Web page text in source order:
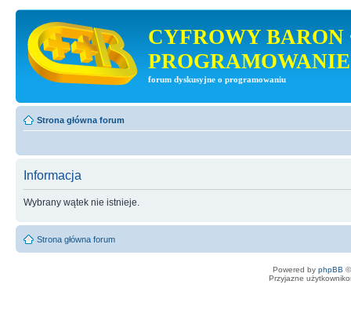
CYFROWY BARON
PROGRAMOWANIE
forum dyskusyjne o programowaniu
Strona główna forum
Informacja
Wybrany wątek nie istnieje.
Strona główna forum
Powered by phpBB
Przyjazne